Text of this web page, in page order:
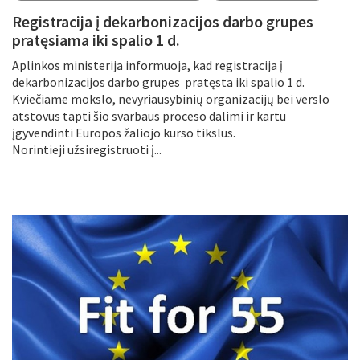
Registracija į dekarbonizacijos darbo grupes
pratęsiama iki spalio 1 d.
Aplinkos ministerija informuoja, kad registracija į
dekarbonizacijos darbo grupes pratęsta iki spalio 1 d.
Kviečiame mokslo, nevyriausybinių organizacijų bei verslo
atstovus tapti šio svarbaus proceso dalimi ir kartu
įgyvendinti Europos žaliojo kurso tikslus.
Norintieji užsiregistruoti į...